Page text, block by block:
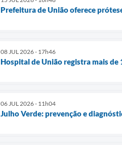
Prefeitura de União oferece
08 JUL 2026 - 17h46
Hospital de União registra mais de
06 JUL 2026 - 11h04
Julho Verde: prevenção e